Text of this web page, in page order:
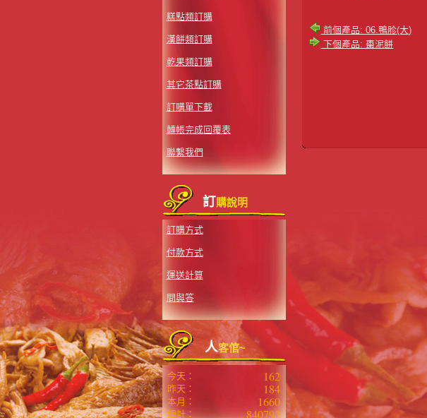
糕點類訂購
漢餅類訂購
乾果類訂購
其它茶點訂購
訂購單下載
轉帳完成回覆表
聯繫我們
訂購說明
訂購方式
付款方式
運送計算
問與答
人客倌~
今天： 162
昨天： 184
本月： 1660
總計： 840792
前個產品: 06.鴨胗(大)
下個產品: 棗泥餅